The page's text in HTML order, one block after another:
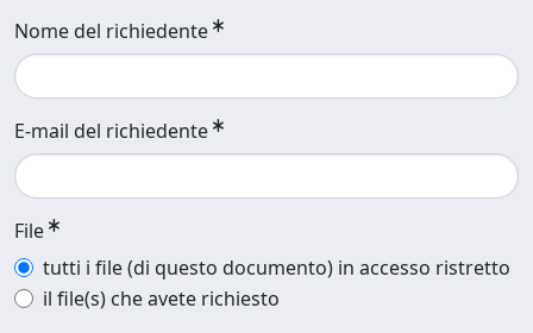
Nome del richiedente
E-mail del richiedente
File
tutti i file (di questo documento) in accesso ristretto
il file(s) che avete richiesto